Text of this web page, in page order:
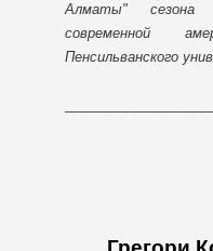
Алматы" сезона
современной
Пенсильванского